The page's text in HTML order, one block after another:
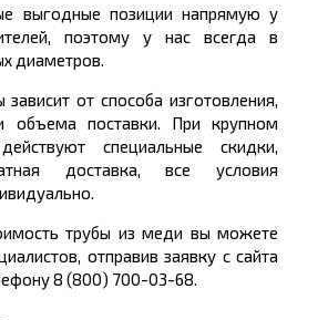
выгодные позиции напрямую у
поэтому у нас всегда в
диаметров.
от способа изготовления,
объема поставки. При крупном
специальные скидки,
доставка, все условия
трубы из меди вы можете
отправив заявку с сайта
8 (800) 700-03-68.